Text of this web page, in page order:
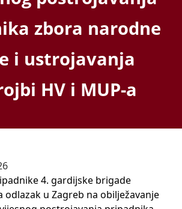
zbora narodne
i ustrojavanja
HV i MUP-a
4. gardijske brigade
odlazak u Zagreb na obilježavanje